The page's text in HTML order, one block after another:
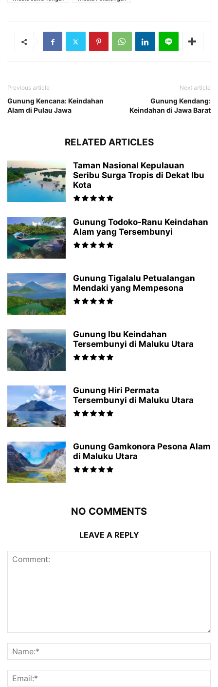
Previous article
Gunung Kencana: Keindahan
Alam di Pulau Jawa
Next article
Gunung Kendang:
Keindahan di Jawa Barat
RELATED ARTICLES
Taman Nasional Kepulauan
Seribu Surga Tropis di Dekat Ibu
Kota
Gunung Todoko-Ranu Keindahan
Alam yang Tersembunyi
Gunung Tigalalu Petualangan
Mendaki yang Mempesona
Gunung Ibu Keindahan
Tersembunyi di Maluku Utara
Gunung Hiri Permata
Tersembunyi di Maluku Utara
Gunung Gamkonora Pesona Alam
di Maluku Utara
NO COMMENTS
LEAVE A REPLY